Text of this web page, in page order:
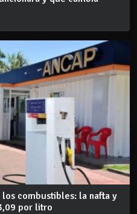
combustibles: la nafta y
por litro